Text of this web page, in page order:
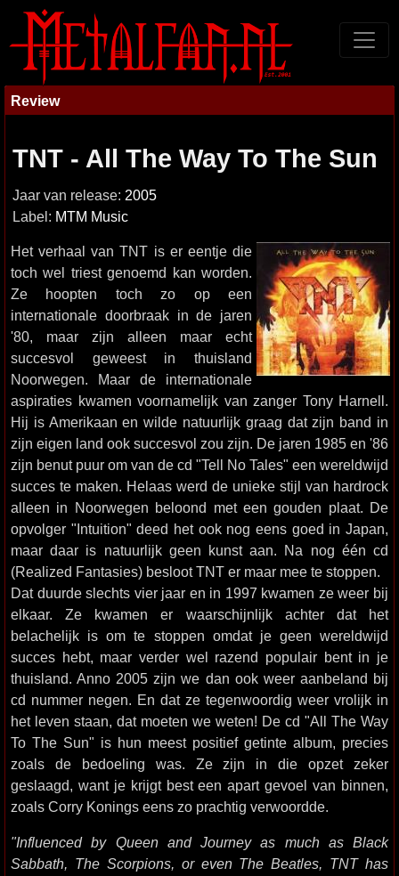
Review
TNT - All The Way To The Sun
Jaar van release: 2005
Label: MTM Music
Het verhaal van TNT is er eentje die
toch wel triest genoemd kan worden.
Ze hoopten toch zo op een
internationale doorbraak in de jaren
'80, maar zijn alleen maar echt
succesvol geweest in thuisland
Noorwegen. Maar de internationale
aspiraties kwamen voornamelijk van zanger Tony Harnell.
Hij is Amerikaan en wilde natuurlijk graag dat zijn band in
zijn eigen land ook succesvol zou zijn. De jaren 1985 en '86
zijn benut puur om van de cd "Tell No Tales" een wereldwijd
succes te maken. Helaas werd de unieke stijl van hardrock
alleen in Noorwegen beloond met een gouden plaat. De
opvolger "Intuition" deed het ook nog eens goed in Japan,
maar daar is natuurlijk geen kunst aan. Na nog één cd
(Realized Fantasies) besloot TNT er maar mee te stoppen.
Dat duurde slechts vier jaar en in 1997 kwamen ze weer bij
elkaar. Ze kwamen er waarschijnlijk achter dat het
belachelijk is om te stoppen omdat je geen wereldwijd
succes hebt, maar verder wel razend populair bent in je
thuisland. Anno 2005 zijn we dan ook weer aanbeland bij
cd nummer negen. En dat ze tegenwoordig weer vrolijk in
het leven staan, dat moeten we weten! De cd "All The Way
To The Sun" is hun meest positief getinte album, precies
zoals de bedoeling was. Ze zijn in die opzet zeker
geslaagd, want je krijgt best een apart gevoel van binnen,
zoals Corry Konings eens zo prachtig verwoordde.
"Influenced by Queen and Journey as much as Black
Sabbath, The Scorpions, or even The Beatles, TNT has